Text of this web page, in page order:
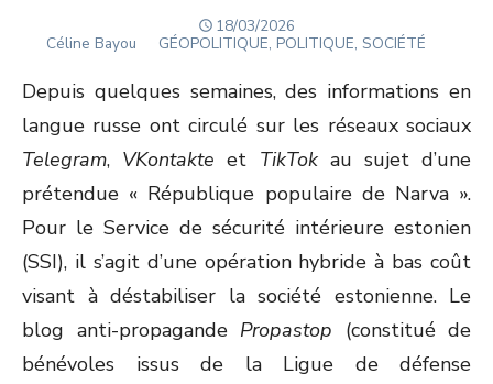
POSTED
ON
18/03/2026
Author
Céline Bayou GÉOPOLITIQUE, POLITIQUE, SOCIÉTÉ
Depuis quelques semaines, des informations en
langue russe ont circulé sur les réseaux sociaux
Telegram, VKontakte et TikTokau sujet d’une
prétendue « République populaire de Narva ».
Pour le Service de sécurité intérieure estonien
(SSI), il s’agit d’une opération hybride à bas coût
visant à déstabiliser la société estonienne. Le
blog anti-propagande Propastop (constitué de
bénévoles issus de la Ligue de défense